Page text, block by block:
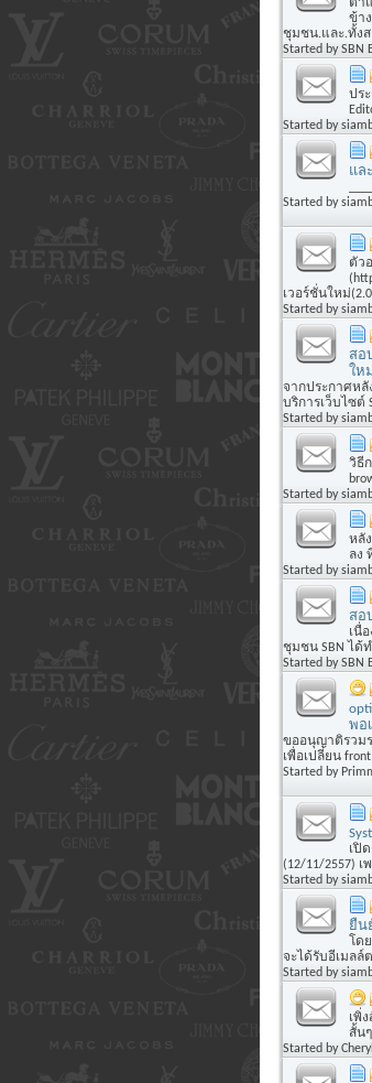
ตำ
ข้า
ชุมชน.และ.ทั้ง
Started bySBN
ปร
Started by
แล
Started by
ตัว
เวอร์ชั่นใหม่
Started by
สอ
ให
จากประกาศหลั
บริการเว็บไซต์
Started by
วิธี
Started by
หลั
ลง
Started by
สอ
เนื่
ชุมชน SBN ได้
Started bySBN
พอ
ขออนุญาติรวมร
เพื่อเปลี่ยน front
Started by
เปิ
(12/11/2557) เ
Started by
ยืน
โด
จะได้รับอีเมลล์
Started by
เพิ่
สั้น
Started byCheryl